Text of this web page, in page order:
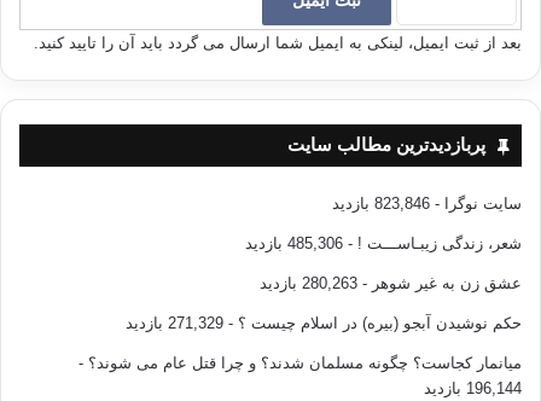
بعد از ثبت ایمیل، لینکی به ایمیل شما ارسال می گردد باید آن را تایید کنید.
پربازدیدترین مطالب سایت
سایت نوگرا - 823,846 بازدید
شعر، زندگی زیبـاســـت ! - 485,306 بازدید
عشق زن به غیر شوهر - 280,263 بازدید
حکم نوشیدن آبجو (بیره) در اسلام چیست ؟ - 271,329 بازدید
میانمار کجاست؟ چگونه مسلمان شدند؟ و چرا قتل عام می شوند؟ -
196,144 بازدید